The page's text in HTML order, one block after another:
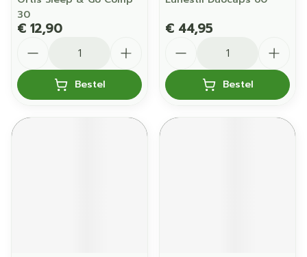
30
€ 12,90
Bestel
€ 44,95
Bestel